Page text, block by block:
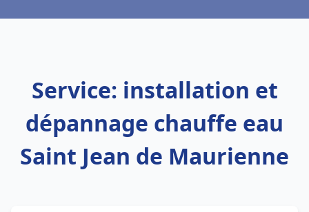
Service: installation et
dépannage chauffe eau
Saint Jean de Maurienne